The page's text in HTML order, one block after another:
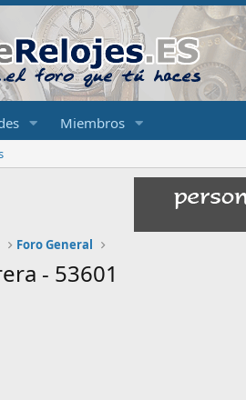
Miembros
Foro General
- 53601